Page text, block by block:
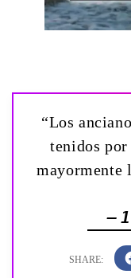
“Los
tenidos por
mayormente
—